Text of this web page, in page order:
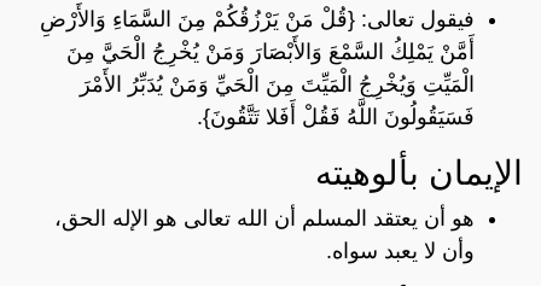
فيقول تعالى: {قُلْ مَنْ يَرْزُقُكُمْ مِنَ السَّمَاءِ وَالأَرْضِ
أَمَّنْ يَمْلِكُ السَّمْعَ وَالأَبْصَارَ وَمَنْ يُخْرِجُ الْحَيَّ مِنَ
الْمَيِّتِ وَيُخْرِجُ الْمَيِّتَ مِنَ الْحَيِّ وَمَنْ يُدَبِّرُ الأَمْرَ
فَسَيَقُولُونَ اللَّهُ فَقُلْ أَفَلا تَتَّقُونَ}.
الإيمان بألوهيته
هو أن يعتقد المسلم أن الله تعالى هو الإله الحق،
وأن لا يعبد سواه.